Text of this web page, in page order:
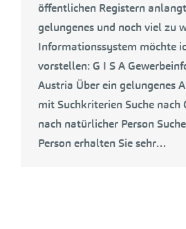
öffentlichen Registern
gelungenes und noch viel zu
Informationssystem möchte
vorstellen: G I S A
Austria Über ein gelungenes
mit Suchkriterien Suche nach
nach natürlicher Person
Person erhalten Sie sehr…